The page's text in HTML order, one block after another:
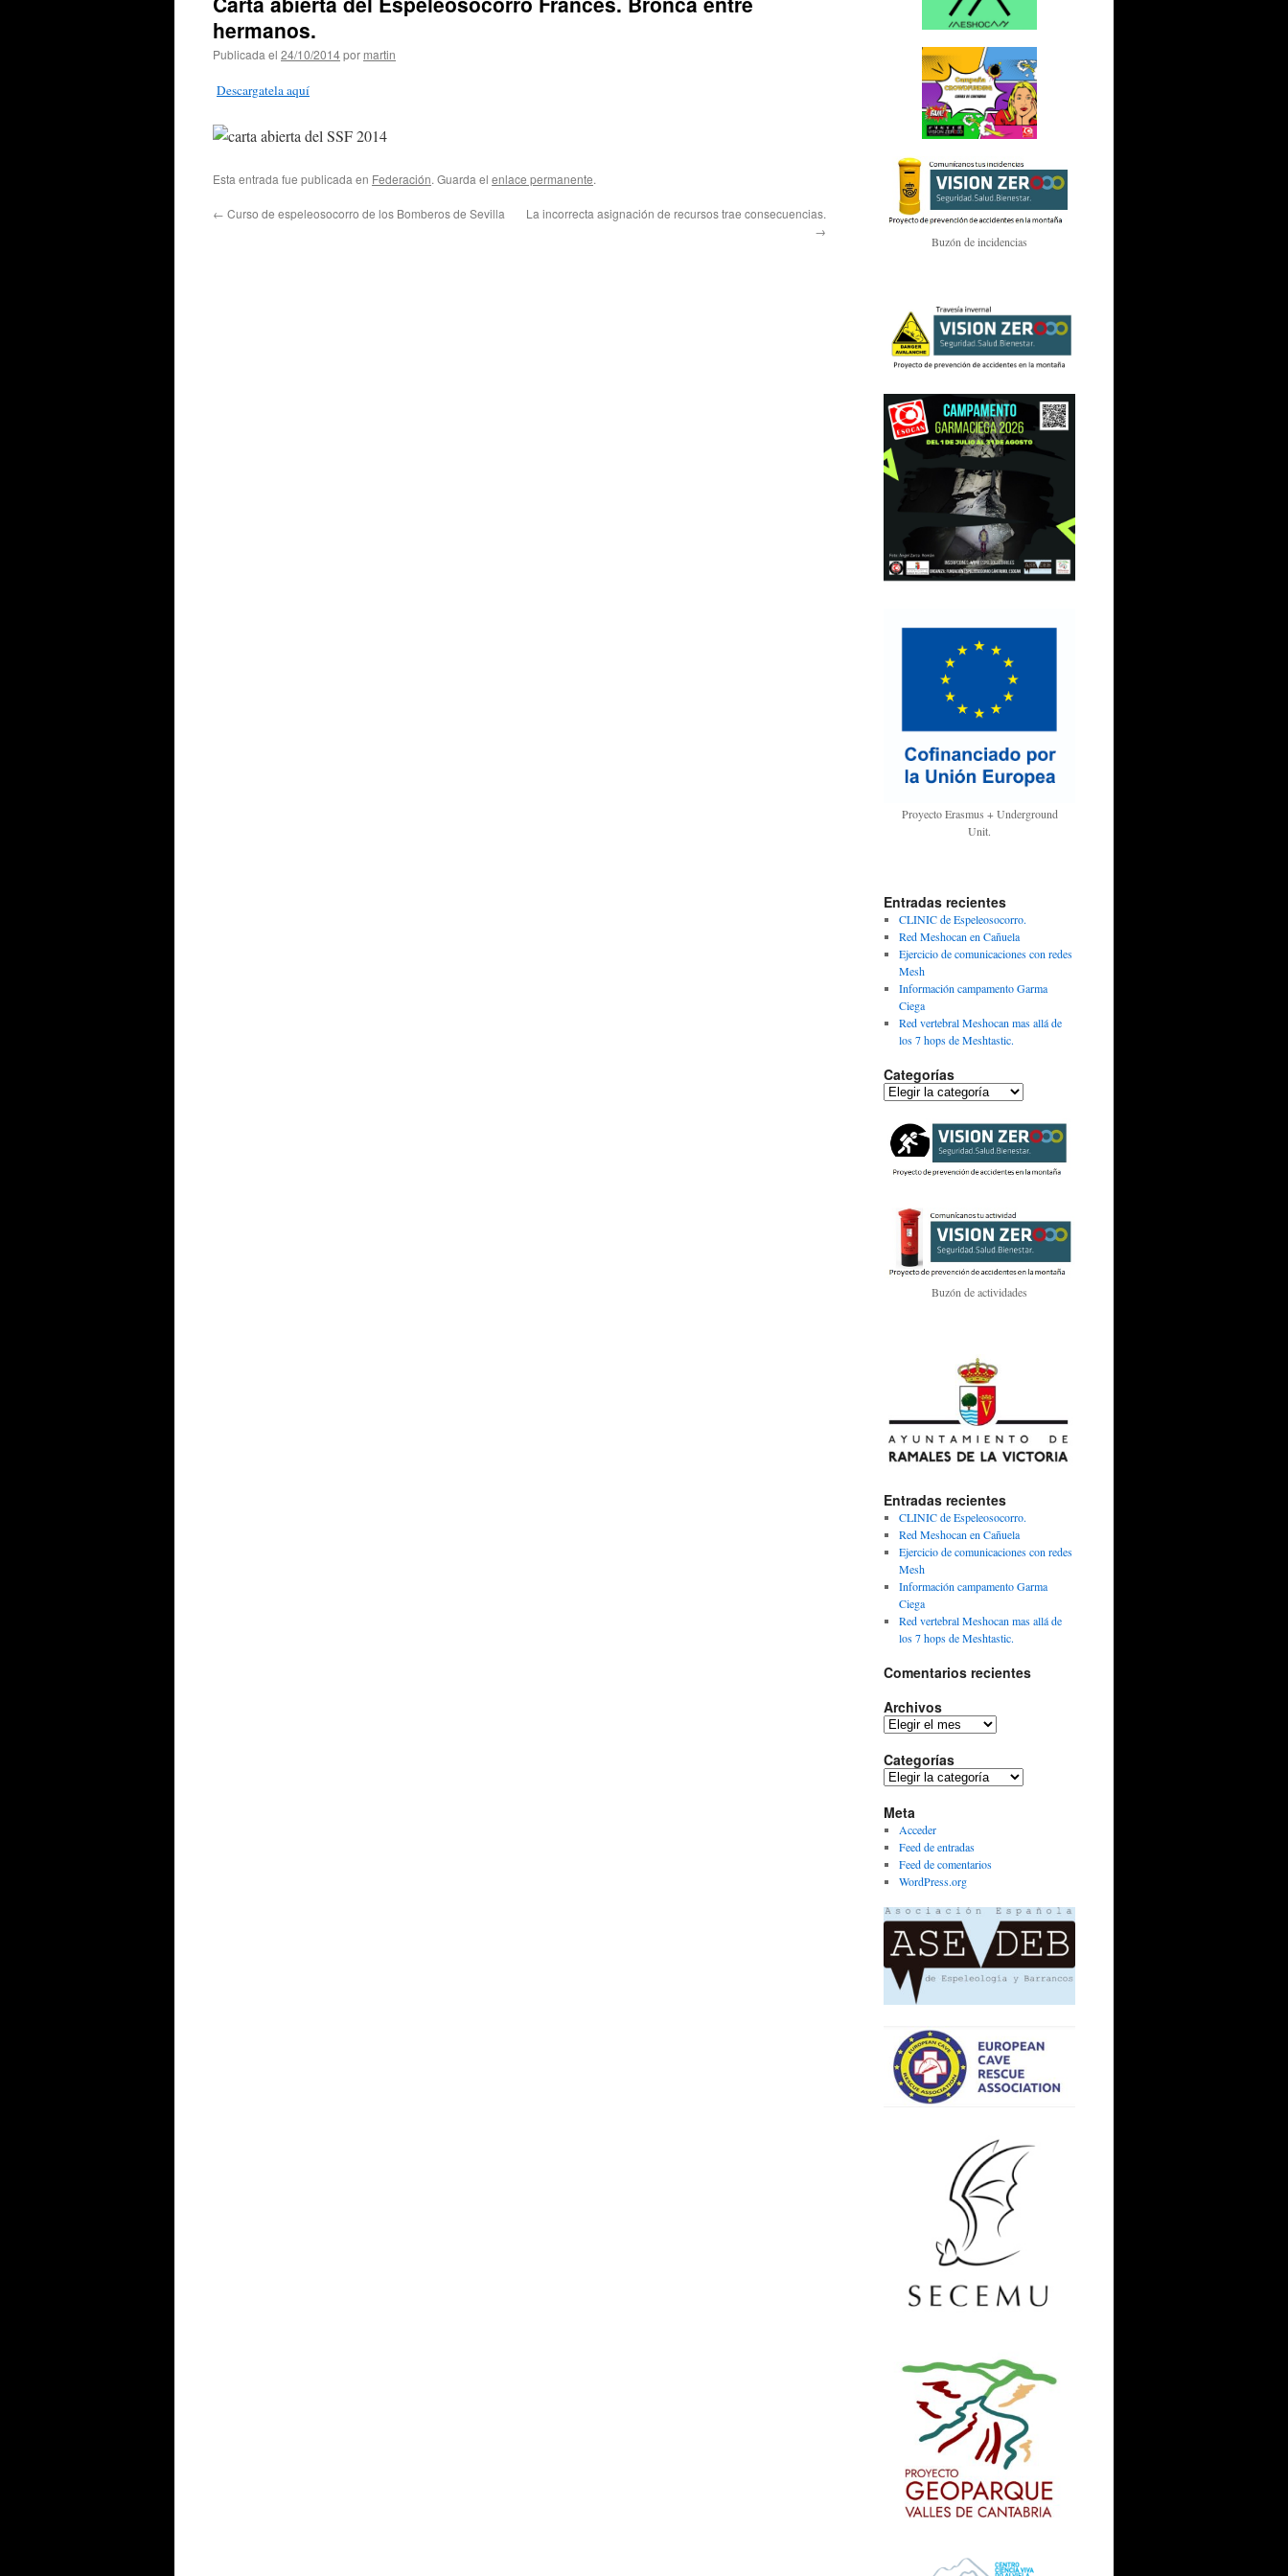
hermanos.
Publicada el 24/10/2014por martin
Descargatela aquí
Esta entrada fue publicada en Federación. Guarda el enlace permanente.
← Curso de espeleosocorro de los Bomberos de Sevilla
La incorrecta asignación de recursos trae consecuencias.
→
Buzón de incidencias
Proyecto Erasmus + Underground
Unit.
Entradas recientes
CLINIC de Espeleosocorro.
Red Meshocan en Cañuela
Ejercicio de comunicaciones con redes
Mesh
Información campamento Garma
Ciega
Red vertebral Meshocan mas allá de
los 7 hops de Meshtastic.
Categorías
Categorías
Buzón de actividades
Entradas recientes
CLINIC de Espeleosocorro.
Red Meshocan en Cañuela
Ejercicio de comunicaciones con redes
Mesh
Información campamento Garma
Ciega
Red vertebral Meshocan mas allá de
los 7 hops de Meshtastic.
Comentarios recientes
Archivos
Archivos
Categorías
Categorías
Meta
Acceder
Feed de entradas
Feed de comentarios
WordPress.org